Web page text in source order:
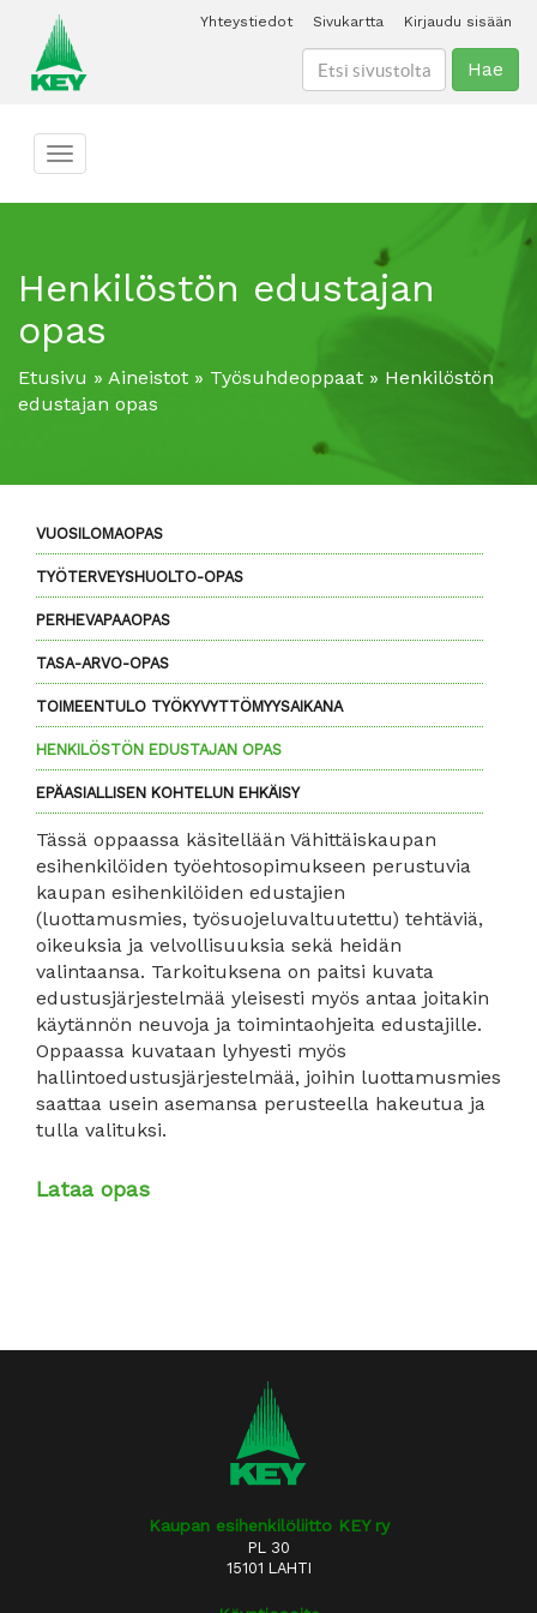
Yhteystiedot Sivukartta Kirjaudu sisään
Hae
Toggle navigation
Henkilöstön edustajan
opas
Etusivu » Aineistot » Työsuhdeoppaat » Henkilöstön
edustajan opas
VUOSILOMAOPAS
TYÖTERVEYSHUOLTO-OPAS
PERHEVAPAAOPAS
TASA-ARVO-OPAS
TOIMEENTULO TYÖKYVYTTÖMYYSAIKANA
HENKILÖSTÖN EDUSTAJAN OPAS
EPÄASIALLISEN KOHTELUN EHKÄISY
Tässä oppaassa käsitellään Vähittäiskaupan
esihenkilöiden työehtosopimukseen perustuvia
kaupan esihenkilöiden edustajien
(luottamusmies, työsuojeluvaltuutettu) tehtäviä,
oikeuksia ja velvollisuuksia sekä heidän
valintaansa. Tarkoituksena on paitsi kuvata
edustusjärjestelmää yleisesti myös antaa joitakin
käytännön neuvoja ja toimintaohjeita edustajille.
Oppaassa kuvataan lyhyesti myös
hallintoedustusjärjestelmää, joihin luottamusmies
saattaa usein asemansa perusteella hakeutua ja
tulla valituksi.
Lataa opas
Kaupan esihenkilöliitto KEY ry
PL 30
15101 LAHTI